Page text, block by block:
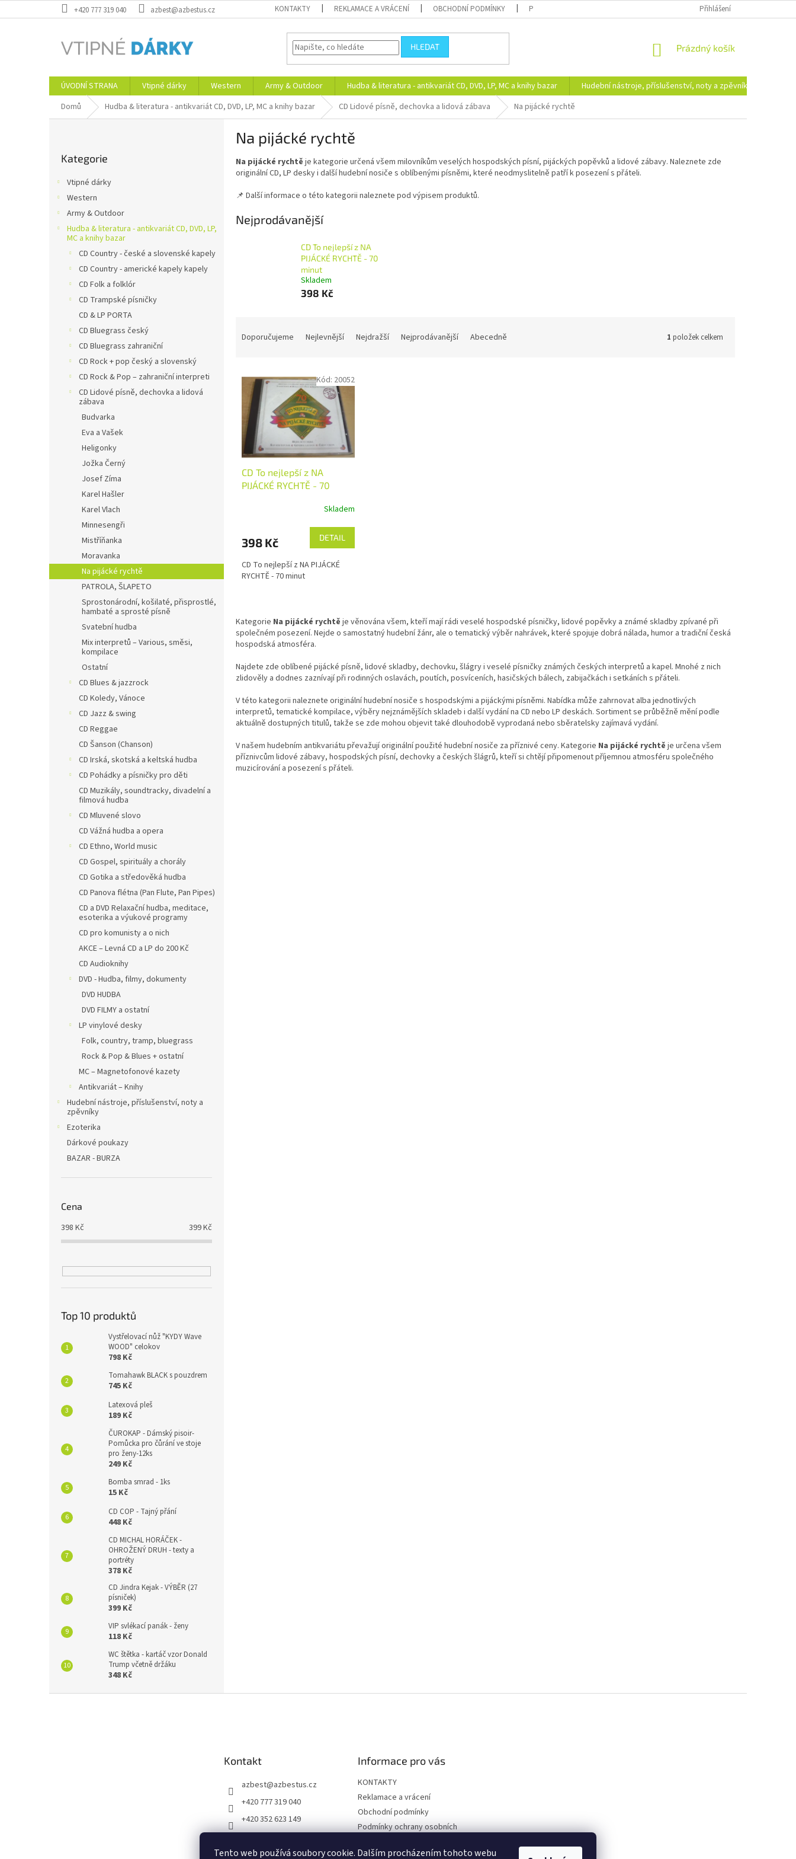
Tento web používá soubory cookie. Dalším procházením tohoto webu
na
+420 777 319 040 azbest@azbestus.cz KONTAKTY REKLAMACE A VRÁCENÍ OBCHODNÍ PODMÍNKY PODMÍNKY OCHRANY OSOBNÍCH ÚDAJŮ DOPRAVA A PLATBA
Přihlášení
HLEDAT
NÁKUPNÍ
Prázdný košík
ÚVODNÍ STRANA Vtipné dárky Western Army & Outdoor Hudba & literatura - antikvariát CD, DVD, LP, MC a knihy bazar Hudební nástroje, příslušenství, noty a zpěvníky
Domů
Hudba & literatura - antikvariát CD, DVD, LP, MC a knihy bazar CD Lidové písně, dechovka a lidová zábava Na pijácké rychtě
kategorie
Kategorie
Vtipné dárky
Western
Army & Outdoor
Hudba & literatura - antikvariát CD, DVD, LP,
MC a knihy bazar
CD Country - české a slovenské kapely
CD Country - americké kapely kapely
CD Folk a folklór
CD Trampské písničky
CD & LP PORTA
CD Bluegrass český
CD Bluegrass zahraniční
CD Rock + pop český a slovenský
CD Rock & Pop – zahraniční interpreti
CD Lidové písně, dechovka a lidová
zábava
Budvarka
Eva a Vašek
Heligonky
Jožka Černý
Josef Zíma
Karel Hašler
Karel Vlach
Minnesengři
Mistříňanka
Moravanka
Na pijácké rychtě
PATROLA, ŠLAPETO
Sprostonárodní, košilaté, přisprostlé,
hambaté a sprosté písně
Svatební hudba
Mix interpretů – Various, směsi,
kompilace
Ostatní
CD Blues & jazzrock
CD Koledy, Vánoce
CD Jazz & swing
CD Reggae
CD Šanson (Chanson)
CD Irská, skotská a keltská hudba
CD Pohádky a písničky pro děti
CD Muzikály, soundtracky, divadelní a
filmová hudba
CD Mluvené slovo
CD Vážná hudba a opera
CD Ethno, World music
CD Gospel, spirituály a chorály
CD Gotika a středověká hudba
CD Panova flétna (Pan Flute, Pan Pipes)
CD a DVD Relaxační hudba, meditace,
esoterika a výukové programy
CD pro komunisty a o nich
AKCE – Levná CD a LP do 200 Kč
CD Audioknihy
DVD - Hudba, filmy, dokumenty
DVD HUDBA
DVD FILMY a ostatní
LP vinylové desky
Folk, country, tramp, bluegrass
Rock & Pop & Blues + ostatní
MC – Magnetofonové kazety
Antikvariát – Knihy
Hudební nástroje, příslušenství, noty a
zpěvníky
Ezoterika
Dárkové poukazy
BAZAR - BURZA
Cena
398 Kč 399Kč
Top 10 produktů
Vystřelovací nůž "KYDY Wave
WOOD" celokov
798 Kč
Tomahawk BLACK s pouzdrem
745 Kč
Latexová pleš
189 Kč
ČUROKAP - Dámský pisoir-
Pomůcka pro čůrání ve stoje
pro ženy-12ks
249 Kč
Bomba smrad - 1ks
15 Kč
CD COP - Tajný přání
448 Kč
CD MICHAL HORÁČEK -
OHROŽENÝ DRUH - texty a
portréty
378 Kč
CD Jindra Kejak - VÝBĚR (27
písniček)
399 Kč
VIP svlékací panák - ženy
118 Kč
WC štětka - kartáč vzor Donald
Trump včetně držáku
348 Kč
Na pijácké rychtě
Na pijácké rychtě je kategorie určená všem milovníkům veselých hospodských písní, pijáckých popěvků a lidové zábavy. Naleznete zde
originální CD, LP desky i další hudební nosiče s oblíbenými písněmi, které neodmyslitelně patří k posezení s přáteli.
📌 Další informace o této kategorii naleznete pod výpisem produktů.
Nejprodávanější
CD To nejlepší z NA
PIJÁCKÉ RYCHTĚ - 70
minut
Skladem
398 Kč
n
Doporučujeme Nejlevnější Nejdražší Nejprodávanější Abecedně 1 položek celkem
V
CD To nejlepší z NA
PIJÁCKÉ RYCHTĚ - 70
Skladem
398 Kč DETAIL
CD To nejlepší z NA PIJÁCKÉ
RYCHTĚ - 70 minut
Kód: 20052
l
á
c
í
r
v
k
v
ý
Kategorie Na pijácké rychtě je věnována všem, kteří mají rádi veselé hospodské písničky, lidové popěvky a známé skladby zpívané při
společném posezení. Nejde o samostatný hudební žánr, ale o tematický výběr nahrávek, které spojuje dobrá nálada, humor a tradiční česká
hospodská atmosféra.
Najdete zde oblíbené pijácké písně, lidové skladby, dechovku, šlágry i veselé písničky známých českých interpretů a kapel. Mnohé z nich
zlidověly a dodnes zaznívají při rodinných oslavách, poutích, posvíceních, hasičských bálech, zabijačkách i setkáních s přáteli.
V této kategorii naleznete originální hudební nosiče s hospodskými a pijáckými písněmi. Nabídka může zahrnovat alba jednotlivých
interpretů, tematické kompilace, výběry nejznámějších skladeb i další vydání na CD nebo LP deskách. Sortiment se průběžně mění podle
aktuálně dostupných titulů, takže se zde mohou objevit také dlouhodobě vyprodaná nebo sběratelsky zajímavá vydání.
V našem hudebním antikvariátu převažují originální použité hudební nosiče za příznivé ceny. Kategorie Na pijácké rychtě je určena všem
příznivcům lidové zábavy, hospodských písní, dechovky a českých šlágrů, kteří si chtějí připomenout příjemnou atmosféru společného
muzicírování a posezení s přáteli.
Kontakt
azbest@azbestus.cz
+420 777 319 040
+420 352 623 149
m/vtipne-darkyinfo-16841
Informace pro vás
KONTAKTY
Reklamace a vrácení
Obchodní podmínky
Podmínky ochrany osobních
Doprava a platba